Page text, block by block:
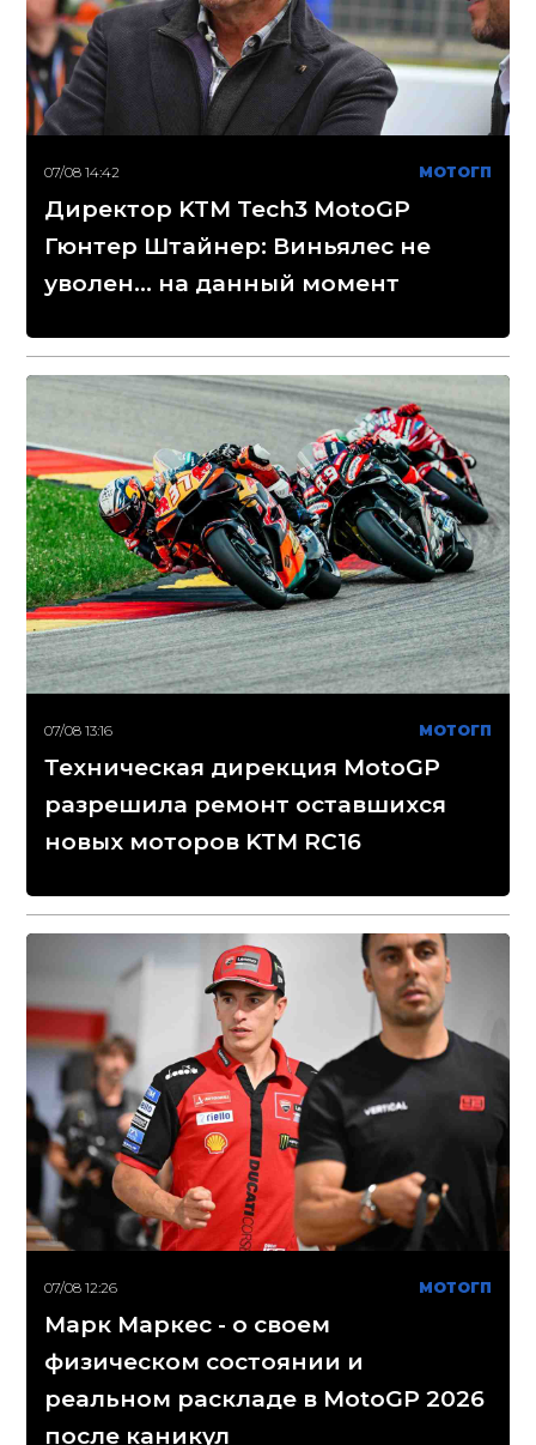
07/08 14:42 МОТОГП
Директор KTM Tech3 MotoGP
Гюнтер Штайнер: Виньялес не
уволен... на данный момент
07/08 13:16 МОТОГП
Техническая дирекция MotoGP
разрешила ремонт оставшихся
новых моторов KTM RC16
07/08 12:26 МОТОГП
Марк Маркес - о своем
физическом состоянии и
реальном раскладе в MotoGP 2026
после каникул